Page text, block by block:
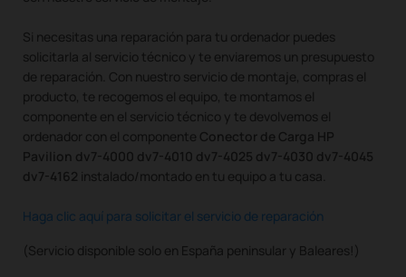
Si necesitas una reparación para tu ordenador puedes
solicitarla al servicio técnico y te enviaremos un presupuesto
de reparación. Con nuestro servicio de montaje, compras el
producto, te recogemos el equipo, te montamos el
componente en el servicio técnico y te devolvemos el
ordenador con el componente Conector de Carga HP
Pavilion dv7-4000 dv7-4010 dv7-4025 dv7-4030 dv7-4045
dv7-4162 instalado/montado en tu equipo a tu casa.
Haga clic aquí para solicitar el servicio de reparación
(Servicio disponible solo en España peninsular y Baleares!)